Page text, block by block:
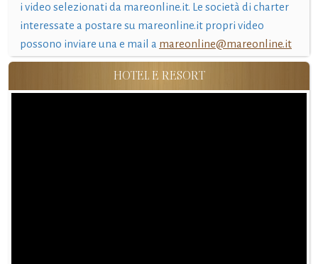
i video selezionati da mareonline.it. Le società di charter
interessate a postare su mareonline.it propri video
possono inviare una e mail a mareonline@mareonline.it
HOTEL E RESORT